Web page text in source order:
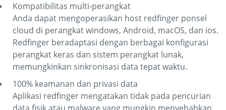
Kompatibilitas multi-perangkat
Anda dapat mengoperasikan host redfinger ponsel
cloud di perangkat windows, Android, macOS, dan ios.
Redfinger beradaptasi dengan berbagai konfigurasi
perangkat keras dan sistem perangkat lunak,
memungkinkan sinkronisasi data tepat waktu.
100% keamanan dan privasi data
Aplikasi redfinger mengatakan tidak pada pencurian